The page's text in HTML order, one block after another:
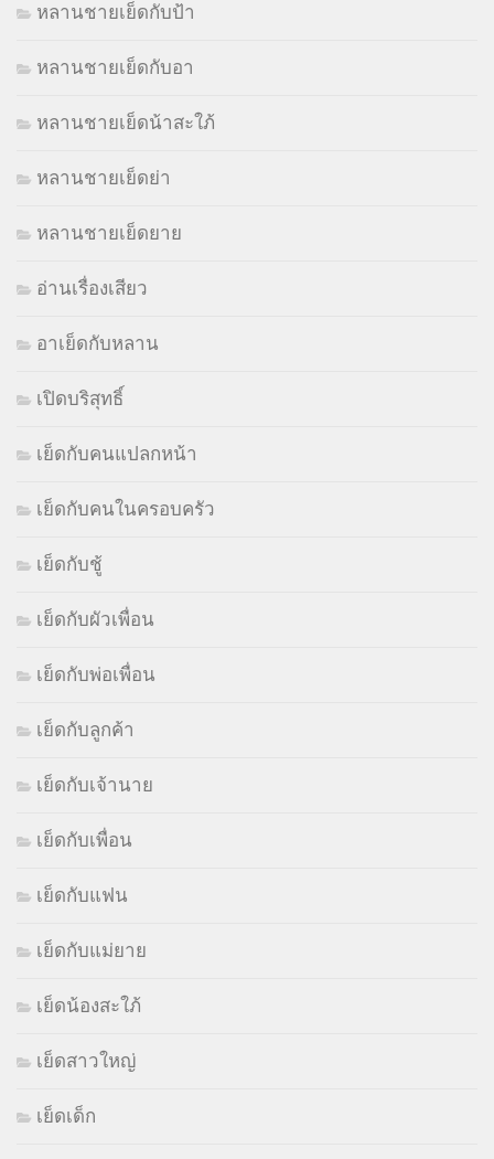
หลานชายเย็ดกับป้า
หลานชายเย็ดกับอา
หลานชายเย็ดน้าสะใภ้
หลานชายเย็ดย่า
หลานชายเย็ดยาย
อ่านเรื่องเสียว
อาเย็ดกับหลาน
เปิดบริสุทธิ์
เย็ดกับคนแปลกหน้า
เย็ดกับคนในครอบครัว
เย็ดกับชู้
เย็ดกับผัวเพื่อน
เย็ดกับพ่อเพื่อน
เย็ดกับลูกค้า
เย็ดกับเจ้านาย
เย็ดกับเพื่อน
เย็ดกับแฟน
เย็ดกับแม่ยาย
เย็ดน้องสะใภ้
เย็ดสาวใหญ่
เย็ดเด็ก